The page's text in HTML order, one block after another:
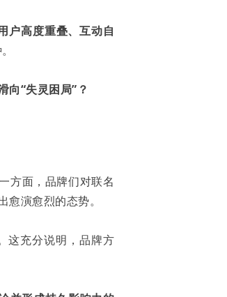
户高度重叠、互动自
“失灵困局”？
方面，品牌们对联名
演愈烈的态势。
这充分说明，品牌方